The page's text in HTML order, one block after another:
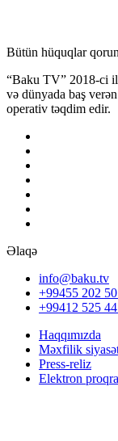
Bütün hüquqlar
“Baku TV” 2018-ci
və dünyada baş
operativ təqdim edir.
Əlaqə
info@baku.tv
+99455 202
+99412 525
Haqqımızda
Məxfilik
Press-reliz
Elektron